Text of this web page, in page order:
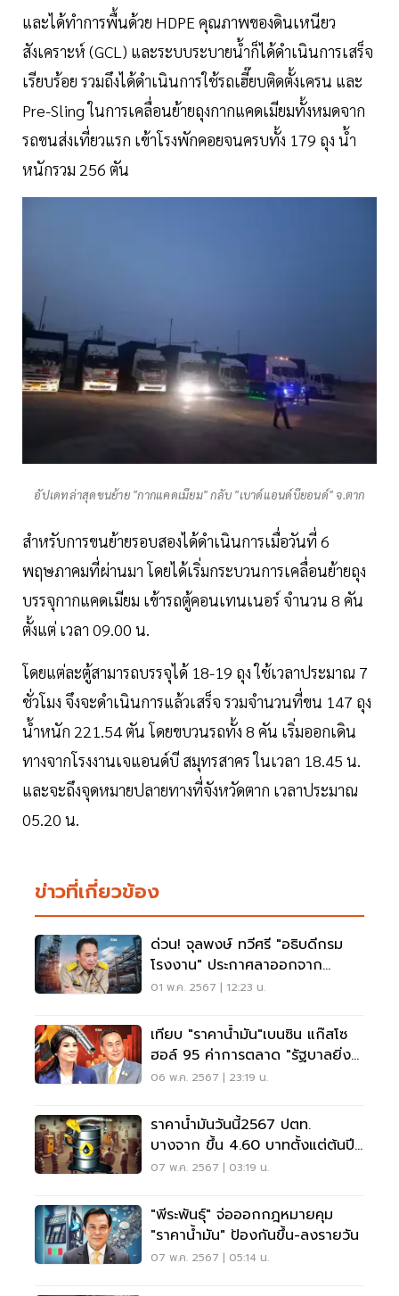
และได้ทำการพื้นด้วย HDPE คุณภาพของดินเหนียว
สังเคราะห์ (GCL) และระบบระบายน้ำก็ได้ดำเนินการเสร็จ
เรียบร้อย รวมถึงได้ดำเนินการใช้รถเฮี๊ยบติดตั้งเครน และ
Pre-Sling ในการเคลื่อนย้ายถุงกากแคดเมียมทั้งหมดจาก
รถขนส่งเที่ยวแรก เข้าโรงพักคอยจนครบทั้ง 179 ถุง น้ำ
หนักรวม 256 ตัน
อัปเดทล่าสุดขนย้าย "กากแคดเมียม" กลับ "เบาด์แอนด์บียอนด์" จ.ตาก
สำหรับการขนย้ายรอบสองได้ดำเนินการเมื่อวันที่ 6
พฤษภาคมที่ผ่านมา โดยได้เริ่มกระบวนการเคลื่อนย้ายถุง
บรรจุกากแคดเมียม เข้ารถตู้คอนเทนเนอร์ จำนวน 8 คัน
ตั้งแต่ เวลา 09.00 น.
โดยแต่ละตู้สามารถบรรจุได้ 18-19 ถุง ใช้เวลาประมาณ 7
ชั่วโมง จึงจะดำเนินการแล้วเสร็จ รวมจำนวนที่ขน 147 ถุง
น้ำหนัก 221.54 ตัน โดยขบวนรถทั้ง 8 คัน เริ่มออกเดิน
ทางจากโรงงานเจแอนด์บี สมุทรสาคร ในเวลา 18.45 น.
และจะถึงจุดหมายปลายทางที่จังหวัดตาก เวลาประมาณ
05.20 น.
ข่าวที่เกี่ยวข้อง
ด่วน! จุลพงษ์ ทวีศรี "อธิบดีกรม
โรงงาน" ประกาศลาออกจาก
ตำแหน่ง
01 พ.ค. 2567 | 12:23 น.
เทียบ "ราคาน้ำมัน"เบนซิน แก๊สโซ
ฮอล์ 95 ค่าการตลาด "รัฐบาลยิ่ง
ลักษณ์-เศรษฐา"
06 พ.ค. 2567 | 23:19 น.
ราคาน้ำมันวันนี้2567 ปตท.
บางจาก ขึ้น 4.60 บาทตั้งแต่ต้นปี
อัปเดทราคาล่าสุด
07 พ.ค. 2567 | 03:19 น.
"พีระพันธุ์" จ่อออกกฎหมายคุม
"ราคาน้ำมัน" ป้องกันขึ้น-ลงรายวัน
07 พ.ค. 2567 | 05:14 น.